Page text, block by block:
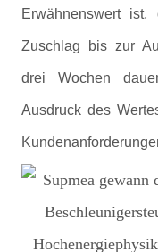
Erwähnenswert
Zuschlag bis zur
drei Wochen
Ausdruck des